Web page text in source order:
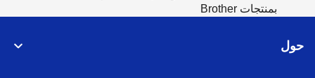
بمنتجات Brother
حول